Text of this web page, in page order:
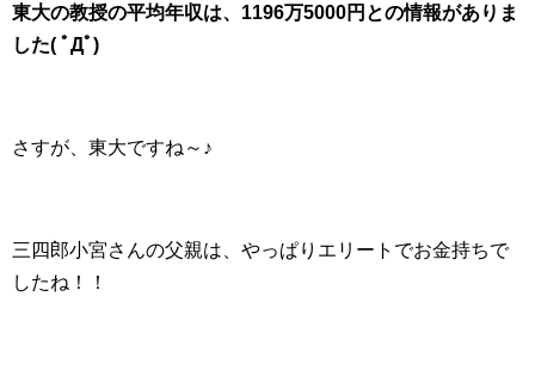
東大の教授の平均年収は、1196万5000円との情報がありま
した( ﾟДﾟ)
さすが、東大ですね～♪
三四郎小宮さんの父親は、やっぱりエリートでお金持ちで
したね！！